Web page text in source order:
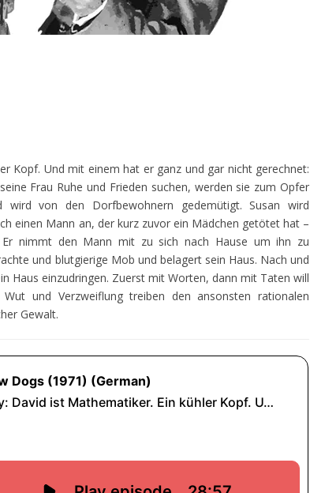
Kopf. Und mit einem hat er ganz und gar nicht gerechnet:
Frau Ruhe und Frieden suchen, werden sie zum Opfer
von den Dorfbewohnern gedemütigt. Susan wird
einen Mann an, der kurz zuvor ein Mädchen getötet hat –
nimmt den Mann mit zu sich nach Hause um ihn zu
und blutgierige Mob und belagert sein Haus. Nach und
Haus einzudringen. Zuerst mit Worten, dann mit Taten will
und Verzweiflung treiben den ansonsten rationalen
Gewalt.